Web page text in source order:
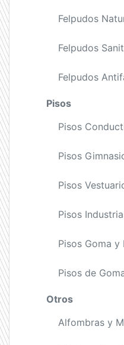
Felpudos
Felpudos
Felpudos
Pisos
Pisos
Pisos
Pisos
Pisos
Pisos Goma y
Pisos de
Otros
Alfombras y